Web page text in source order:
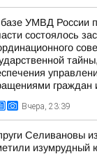
УМВД России
состоялось
граждан
Вчера, 23:39
Селивановы
изумрудный